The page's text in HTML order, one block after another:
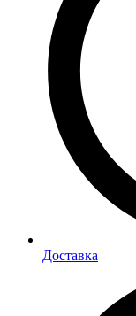
Доставка